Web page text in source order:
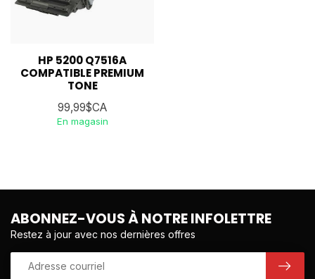
HP 5200 Q7516A
COMPATIBLE PREMIUM
TONE
99,99$CA
En magasin
ABONNEZ-VOUS À NOTRE INFOLETTRE
Restez à jour avec nos dernières offres